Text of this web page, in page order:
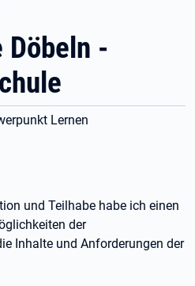
Döbeln -
Lernen
und Teilhabe habe ich einen
der
Inhalte und Anforderungen der